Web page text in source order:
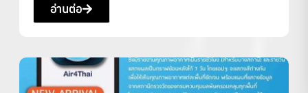
อ่านต่อ